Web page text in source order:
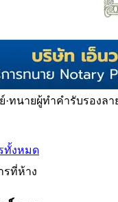
·ทนายผู้ทำคำรับรองลา
ทั้งหมด
รที่ห้าง